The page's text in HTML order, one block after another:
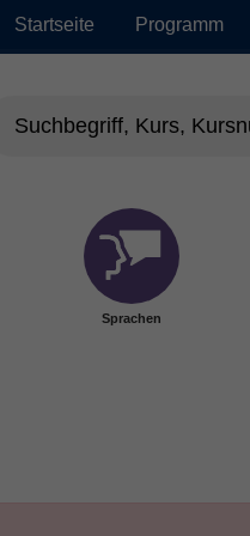
Startseite Programm
Sprachen